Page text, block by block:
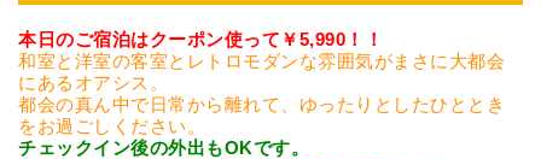
本日のご宿泊はクーポン使って￥5,990！！
和室と洋室の客室とレトロモダンな雰囲気がまさに大都会
にあるオアシス。
都会の真ん中で日常から離れて、ゆったりとしたひととき
をお過ごしください。
チェックイン後の外出もOKです。